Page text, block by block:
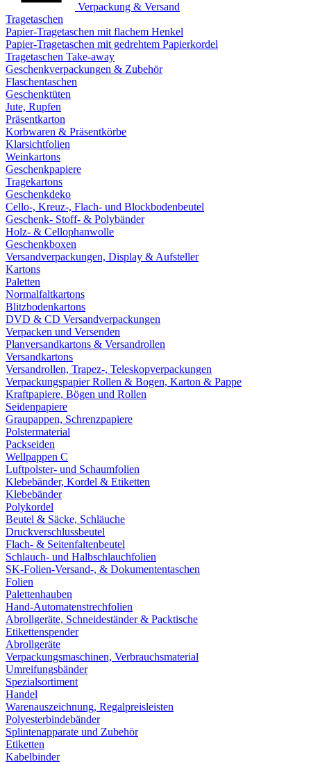
Verpackung & Versand
Tragetaschen
Papier-Tragetaschen mit flachem Henkel
Papier-Tragetaschen mit gedrehtem Papierkordel
Tragetaschen Take-away
Geschenkverpackungen & Zubehör
Flaschentaschen
Geschenktüten
Jute, Rupfen
Präsentkarton
Korbwaren & Präsentkörbe
Klarsichtfolien
Weinkartons
Geschenkpapiere
Tragekartons
Geschenkdeko
Cello-, Kreuz-, Flach- und Blockbodenbeutel
Geschenk- Stoff- & Polybänder
Holz- & Cellophanwolle
Geschenkboxen
Versandverpackungen, Display & Aufsteller
Kartons
Paletten
Normalfaltkartons
Blitzbodenkartons
DVD & CD Versandverpackungen
Verpacken und Versenden
Planversandkartons & Versandrollen
Versandkartons
Versandrollen, Trapez-, Teleskopverpackungen
Verpackungspapier Rollen & Bogen, Karton & Pappe
Kraftpapiere, Bögen und Rollen
Seidenpapiere
Graupappen, Schrenzpapiere
Polstermaterial
Packseiden
Wellpappen C
Luftpolster- und Schaumfolien
Klebebänder, Kordel & Etiketten
Klebebänder
Polykordel
Beutel & Säcke, Schläuche
Druckverschlussbeutel
Flach- & Seitenfaltenbeutel
Schlauch- und Halbschlauchfolien
SK-Folien-Versand-, & Dokumententaschen
Folien
Palettenhauben
Hand-Automatenstrechfolien
Abrollgeräte, Schneideständer & Packtische
Etikettenspender
Abrollgeräte
Verpackungsmaschinen, Verbrauchsmaterial
Umreifungsbänder
Spezialsortiment
Handel
Warenauszeichnung, Regalpreisleisten
Polyesterbindebänder
Splintenapparate und Zubehör
Etiketten
Kabelbinder